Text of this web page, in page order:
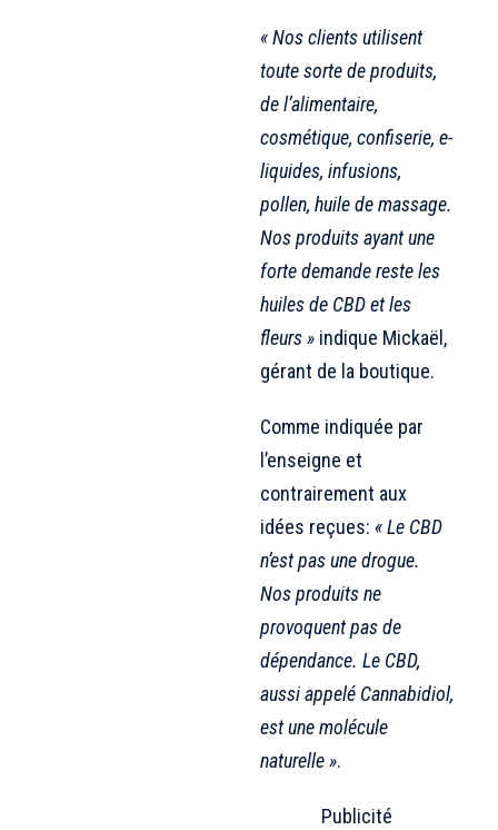
« Nos clients utilisent
toute sorte de produits,
de l’alimentaire,
cosmétique, confiserie, e-
liquides, infusions,
pollen, huile de massage.
Nos produits ayant une
forte demande reste les
huiles de CBD et les
fleurs » indique Mickaël,
gérant de la boutique.
Comme indiquée par
l’enseigne et
contrairement aux
idées reçues: « Le CBD
n’est pas une drogue.
Nos produits ne
provoquent pas de
dépendance. Le CBD,
aussi appelé Cannabidiol,
est une molécule
naturelle ».
Publicité